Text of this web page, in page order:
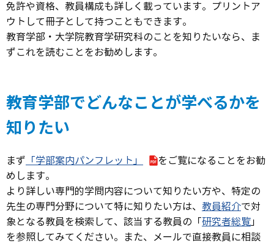
免許や資格、教員構成も詳しく載っています。プリントア
ウトして冊子として持つこともできます。
教育学部・大学院教育学研究科のことを知りたいなら、ま
ずこれを読むことをお勧めします。
教育学部でどんなことが学べるかを
知りたい
まず 「学部案内パンフレット」
をご覧になることをお勧
めします。
より詳しい専門的学問内容について知りたい方や、特定の
先生の専門分野について特に知りたい方は、 教員紹介で対
象となる教員を検索して、該当する教員の「研究者総覧」
を参照してみてください。また、メールで直接教員に相談